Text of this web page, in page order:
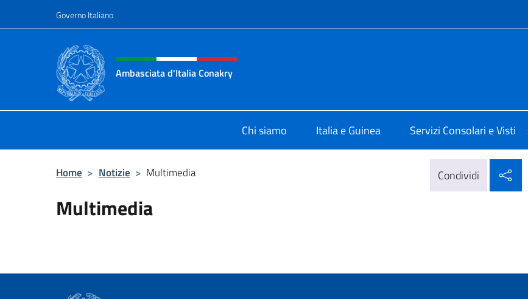
Governo Italiano
Intestazione sito, social e menù
Ambasciata d'Italia Conakry
Chi siamo Italia e Guinea Servizi Consolari e Visti
Home > Notizie > Multimedia Condividi
Multimedia